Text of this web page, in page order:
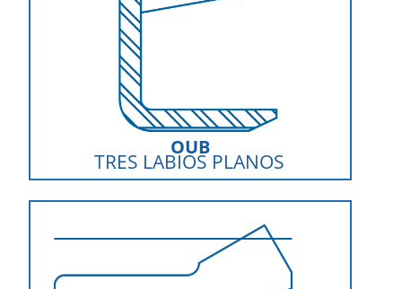
OUB
TRES LABIOS PLANOS